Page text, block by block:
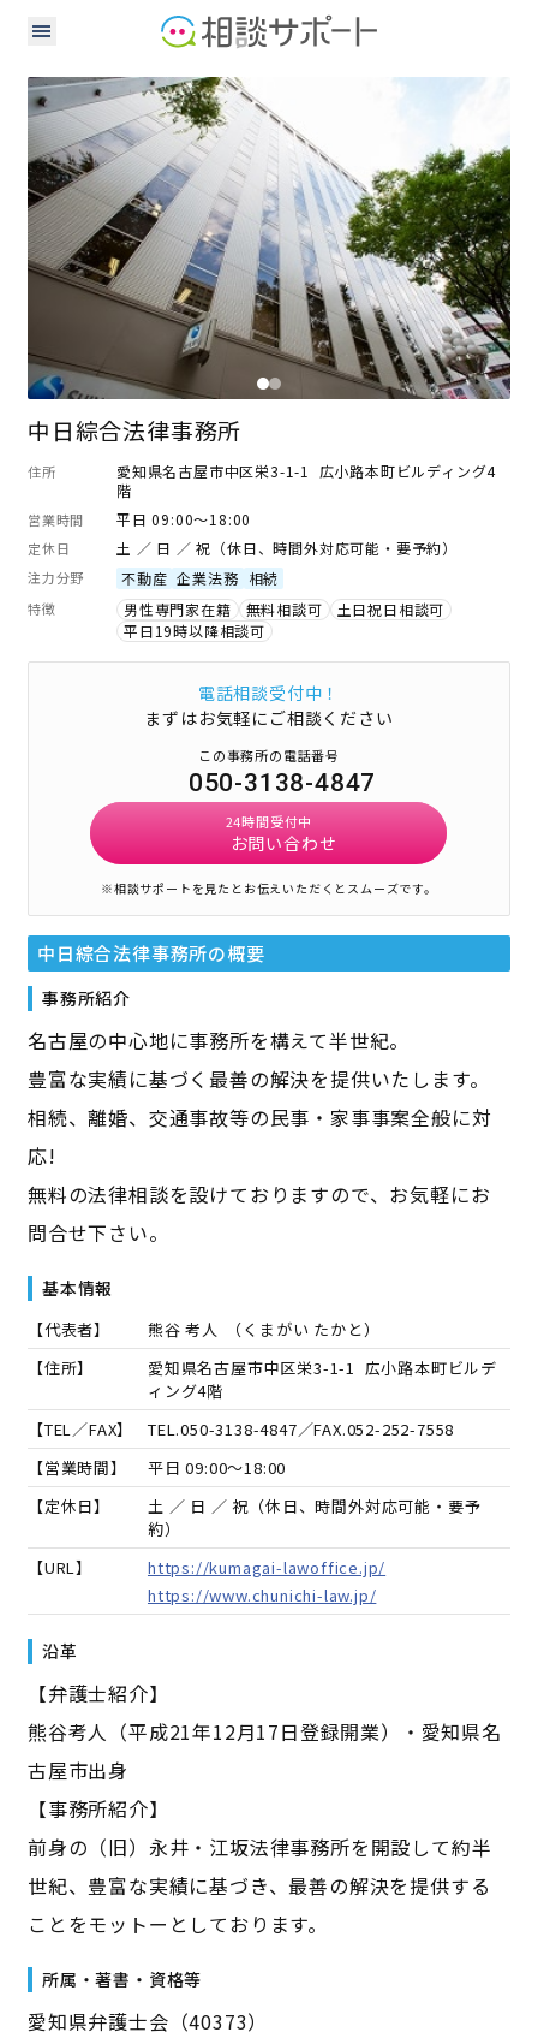
司法書士 税理士 社会保険労務士
土地家屋調査士 中小企業診断士
中日綜合法律事務所
住所
愛知県名古屋市中区栄3-1-1 広小路本町ビルディング4
階
営業時間 平日 09:00～18:00
定休日 土 ／ 日 ／ 祝（休日、時間外対応可能・要予約）
注力分野 不動産 企業法務 相続
特徴 男性専門家在籍 無料相談可
土日祝日相談可
平日19時以降相談可
電話相談受付中！
まずはお気軽にご相談ください
この事務所の電話番号
050-3138-4847
24時間受付中
お問い合わせ
※相談サポートを見たとお伝えいただくとスムーズです。
中日綜合法律事務所の概要
事務所紹介
名古屋の中心地に事務所を構えて半世紀。
豊富な実績に基づく最善の解決を提供いたします。
相続、離婚、交通事故等の民事・家事事案全般に対
応!
無料の法律相談を設けておりますので、お気軽にお
問合せ下さい。
基本情報
【代表者】 熊谷 考人 （くまがい たかと）
【住所】
愛知県名古屋市中区栄3-1-1 広小路本町ビルデ
ィング4階
【TEL／FAX】
TEL.050-3138-4847／FAX.052-252-7558
【営業時間】
平日 09:00～18:00
【定休日】
土 ／ 日 ／ 祝（休日、時間外対応可能・要予
約）
【URL】
https://kumagai-lawoffice.jp/
https://www.chunichi-law.jp/
沿革
【弁護士紹介】
熊谷考人（平成21年12月17日登録開業）・愛知県名
古屋市出身
【事務所紹介】
前身の（旧）永井・江坂法律事務所を開設して約半
世紀、豊富な実績に基づき、最善の解決を提供する
ことをモットーとしております。
所属・著書・資格等
愛知県弁護士会（40373）